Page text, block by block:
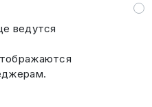
ведутся